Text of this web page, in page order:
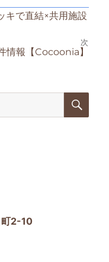
キで直結×共用施設
次
情報【Cocoonia】
検
2-10